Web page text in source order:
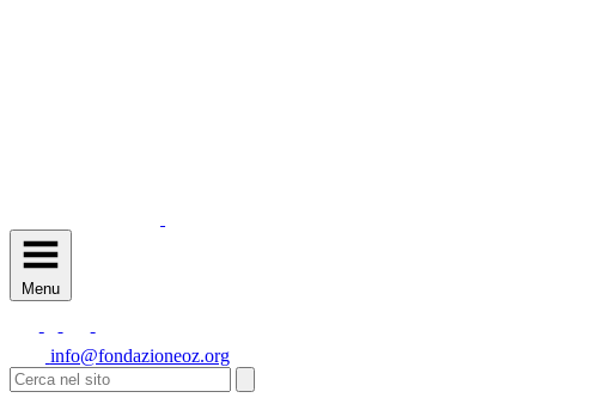
Menu
info@fondazioneoz.org